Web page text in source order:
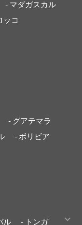
- マダガスカル
ッコ
- グアテマラ
- ボリビア
ル
- トンガ